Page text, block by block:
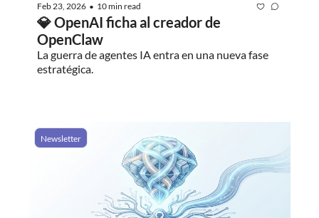
Feb 23, 2026 • 10 min read
💎 OpenAI ficha al creador de
OpenClaw
La guerra de agentes IA entra en una nueva fase
estratégica.
Newsletter